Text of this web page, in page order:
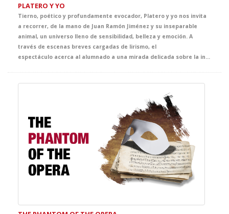
PLATERO Y YO
Tierno, poético y profundamente evocador, Platero y yo nos invita
a recorrer, de la mano de Juan Ramón Jiménez y su inseparable
animal, un universo lleno de sensibilidad, belleza y emoción. A
través de escenas breves cargadas de lirismo, el